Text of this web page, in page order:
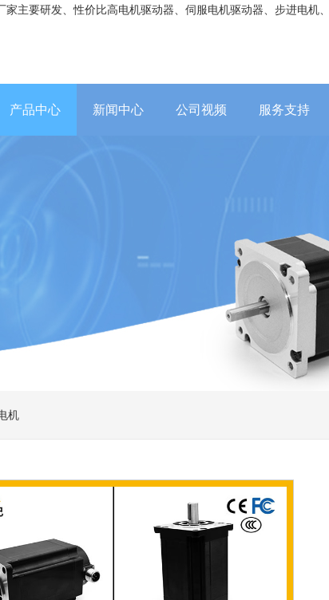
主要研发、性价比高电机驱动器、伺服电机驱动器、步进电机
产品中心 新闻中心 公司视频 服务支持
机